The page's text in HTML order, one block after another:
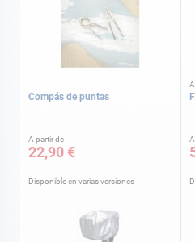
Compás de puntas
A partir de
22,90 €
Disponible en varias versiones